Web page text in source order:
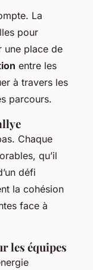
La
pour
une place de
entre les
à travers les
parcours.
Chaque
qu’il
défi
la cohésion
face à
les équipes